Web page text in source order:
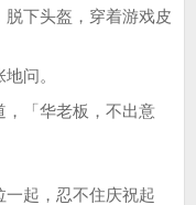
下头盔，穿着游戏皮
问。
「华老板，不出意
起，忍不住庆祝起